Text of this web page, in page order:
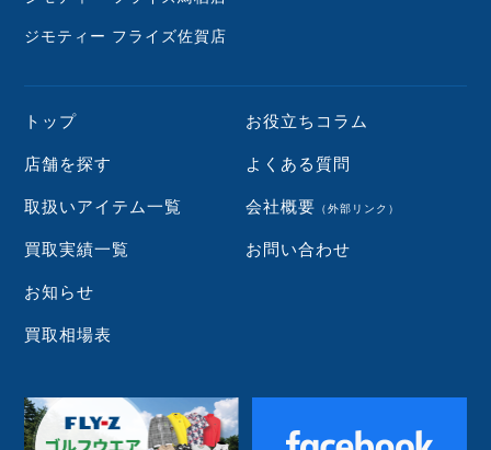
ジモティー フライズ佐賀店
トップ
店舗を探す
取扱いアイテム一覧
買取実績一覧
お知らせ
買取相場表
お役立ちコラム
よくある質問
会社概要 （外部リンク）
お問い合わせ